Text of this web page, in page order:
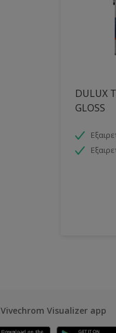
DULUX
GLOSS
Vivechrom Visualizer app